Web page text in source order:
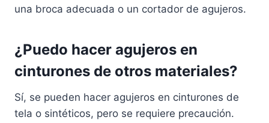
una broca adecuada o un cortador de agujeros.
¿Puedo hacer agujeros en
cinturones de otros materiales?
Sí, se pueden hacer agujeros en cinturones de
tela o sintéticos, pero se requiere precaución.